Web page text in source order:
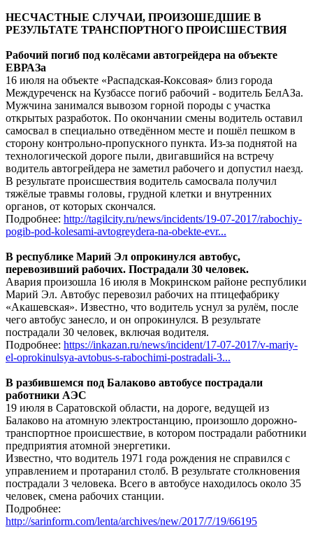
НЕСЧАСТНЫЕ СЛУЧАИ, ПРОИЗОШЕДШИЕ В
РЕЗУЛЬТАТЕ ТРАНСПОРТНОГО ПРОИСШЕСТВИЯ
Рабочий погиб под колёсами автогрейдера на объекте
ЕВРАЗа
16 июля на объекте «Распадская-Коксовая» близ города
Междуреченск на Кузбассе погиб рабочий - водитель БелАЗа.
Мужчина занимался вывозом горной породы с участка
открытых разработок. По окончании смены водитель оставил
самосвал в специально отведённом месте и пошёл пешком в
сторону контрольно-пропускного пункта. Из-за поднятой на
технологической дороге пыли, двигавшийся на встречу
водитель автогрейдера не заметил рабочего и допустил наезд.
В результате происшествия водитель самосвала получил
тяжёлые травмы головы, грудной клетки и внутренних
органов, от которых скончался.
Подробнее: http://tagilcity.ru/news/incidents/19-07-2017/rabochiy-
pogib-pod-kolesami-avtogreydera-na-obekte-evr...
В республике Марий Эл опрокинулся автобус,
перевозивший рабочих. Пострадали 30 человек.
Авария произошла 16 июля в Мокринском районе республики
Марий Эл. Автобус перевозил рабочих на птицефабрику
«Акашевская». Известно, что водитель уснул за рулём, после
чего автобус занесло, и он опрокинулся. В результате
пострадали 30 человек, включая водителя.
Подробнее: https://inkazan.ru/news/incident/17-07-2017/v-mariy-
el-oprokinulsya-avtobus-s-rabochimi-postradali-3...
В разбившемся под Балаково автобусе пострадали
работники АЭС
19 июля в Саратовской области, на дороге, ведущей из
Балаково на атомную электростанцию, произошло дорожно-
транспортное происшествие, в котором пострадали работники
предприятия атомной энергетики.
Известно, что водитель 1971 года рождения не справился с
управлением и протаранил столб. В результате столкновения
пострадали 3 человека. Всего в автобусе находилось около 35
человек, смена рабочих станции.
Подробнее:
http://sarinform.com/lenta/archives/new/2017/7/19/66195